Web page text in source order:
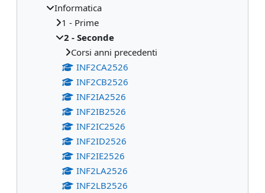
Informatica
1 - Prime
2 - Seconde
Corsi anni precedenti
INF2CA2526
INF2CB2526
INF2IA2526
INF2IB2526
INF2IC2526
INF2ID2526
INF2IE2526
INF2LA2526
INF2LB2526